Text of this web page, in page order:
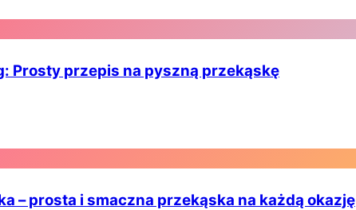
Prosty przepis na pyszną przekąskę
– prosta i smaczna przekąska na każdą okazję